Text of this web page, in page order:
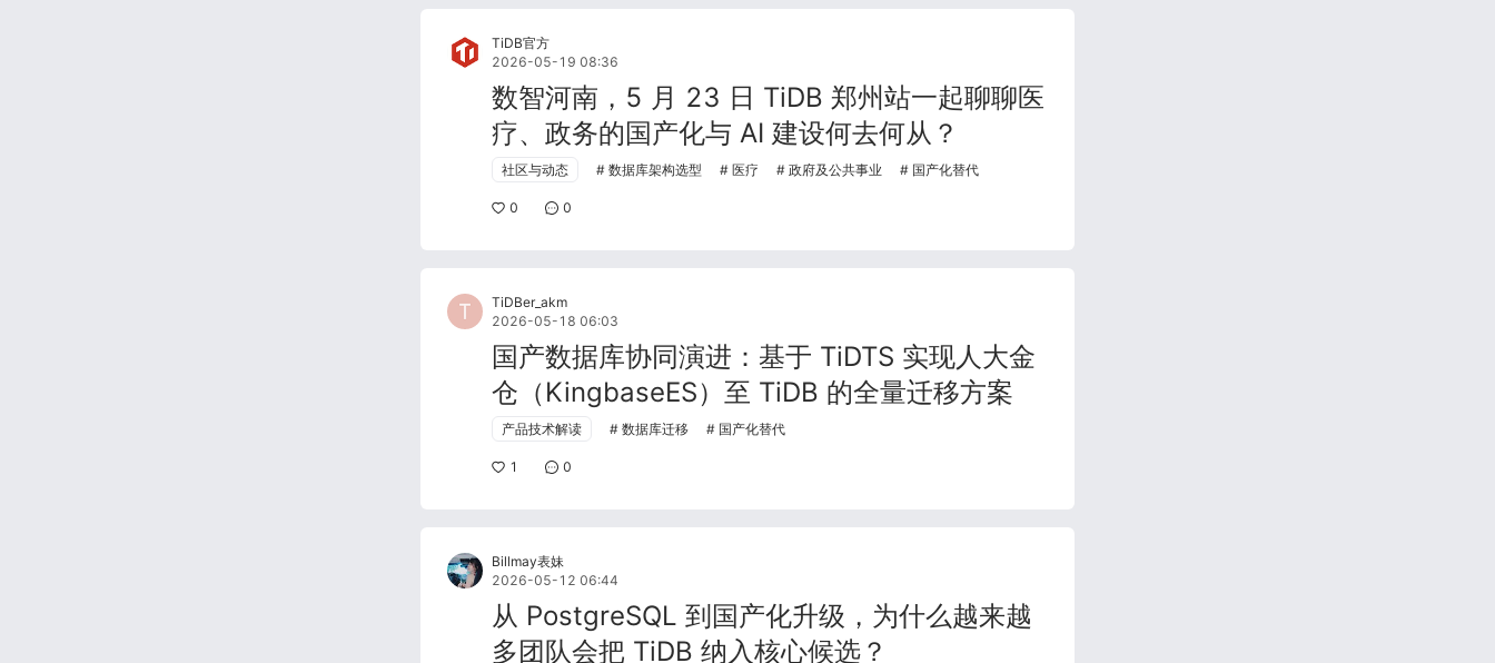
TiDB官方
2026-05-19 08:36
数智河南，5 月 23 日 TiDB 郑州站一起聊聊医
疗、政务的国产化与 AI 建设何去何从？
社区与动态 数据库架构选型 医疗 政府及公共事业 国产化替代
0 0
TiDBer_akm
2026-05-18 06:03
国产数据库协同演进：基于 TiDTS 实现人大金
仓（KingbaseES）至 TiDB 的全量迁移方案
产品技术解读 数据库迁移 国产化替代
1 0
Billmay表妹
2026-05-12 06:44
从 PostgreSQL 到国产化升级，为什么越来越
多团队会把 TiDB 纳入核心候选？